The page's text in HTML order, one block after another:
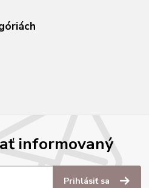
informovaný
Prihlásiť sa